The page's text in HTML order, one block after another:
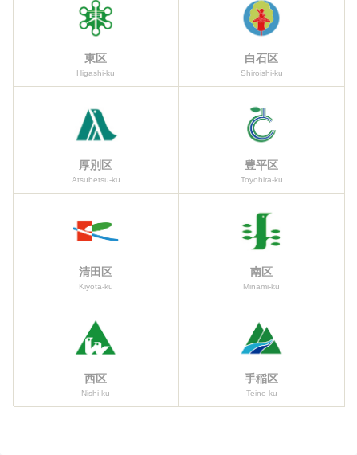
東区
Higashi-ku
白石区
Shiroishi-ku
厚別区
Atsubetsu-ku
豊平区
Toyohira-ku
清田区
Kiyota-ku
南区
Minami-ku
西区
Nishi-ku
手稲区
Teine-ku